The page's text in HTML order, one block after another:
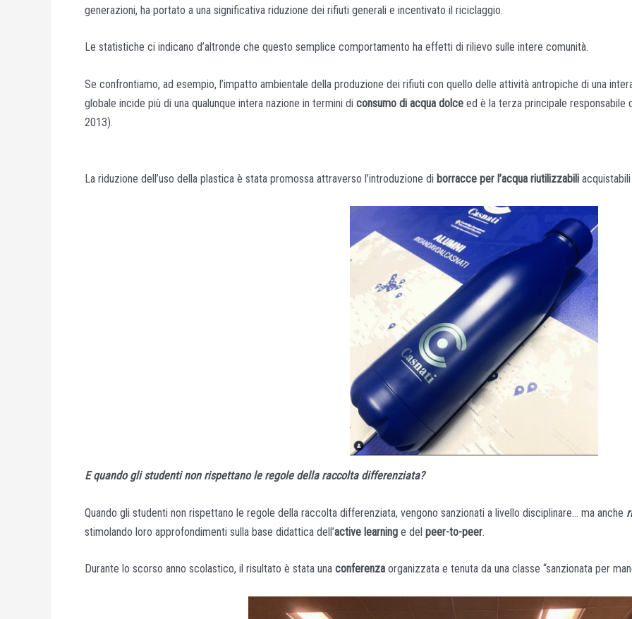
generazioni, ha portato a una significativa riduzione dei rifiuti generali e incentivato il riciclaggio.
Le statistiche ci indicano d’altronde che questo semplice comportamento ha effetti di rilievo sulle intere comunità.
Se confrontiamo, ad esempio, l’impatto ambientale della produzione dei rifiuti con quello delle attività antropiche di una
globale incide più di una qualunque intera nazione in termini di consumo di acqua dolce ed è la terza principale responsabile
2013).
La riduzione dell’uso della plastica è stata promossa attraverso l’introduzione di borracce per l’acqua riutilizzabili
E quando gli studenti non rispettano le regole della raccolta differenziata?
Quando gli studenti non rispettano le regole della raccolta differenziata, vengono sanzionati a livello disciplinare… ma anche ri
stimolando loro approfondimenti sulla base didattica dell’active learning e del peer-to-peer.
Durante lo scorso anno scolastico, il risultato è stata una conferenza organizzata e tenuta da una classe “sanzionata per